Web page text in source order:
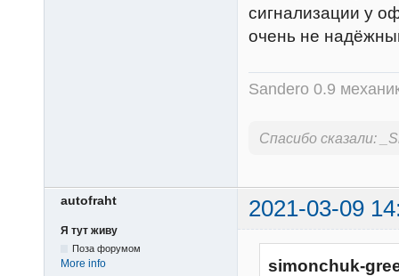
сигнализации у
очень не
Sandero 0.9
Спасибо сказали:
autofraht 2021-03-09
Я тут живу
Поза форумом
More info
simonchuk-